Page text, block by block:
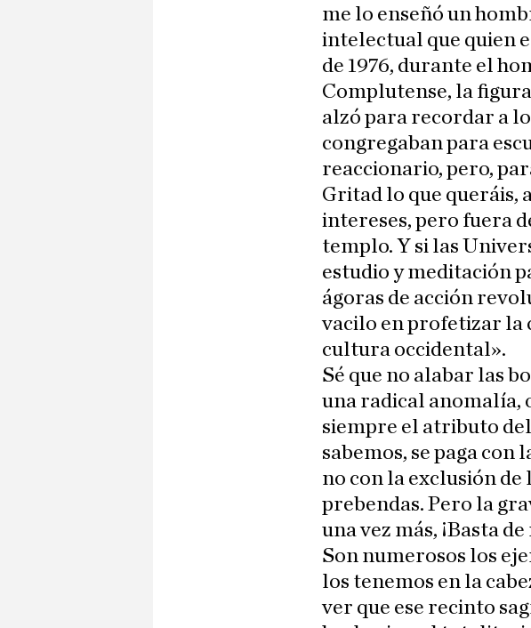
me lo enseñó un
intelectual que quien
de 1976, durante el
Complutense, la
alzó para recordar a
congregaban para
reaccionario, pero,
Gritad lo que queráis,
intereses, pero fuera
templo. Y si las
estudio y meditación
ágoras de acción
vacilo en profetizar la
cultura occidental».
Sé que no alabar las
una radical anomalía,
siempre el atributo
sabemos, se paga con
no con la exclusión de
prebendas. Pero la
una vez más, ¡Basta
Son numerosos los
los tenemos en la
ver que ese recinto